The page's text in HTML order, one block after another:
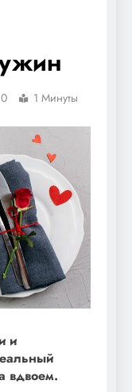
0 1 Минуты
и
вдвоем.